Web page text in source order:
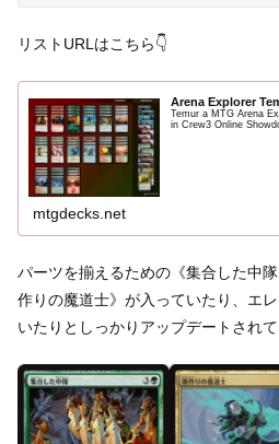
リストURLはこちら👇
Arena Explorer
Temur a MTG Arena
in Crew3 Online
mtgdecks.net
パーツを揃えるための《集合した中
作りの魔道士》が入っていたり、エ
いたりとしっかりアップデートされ